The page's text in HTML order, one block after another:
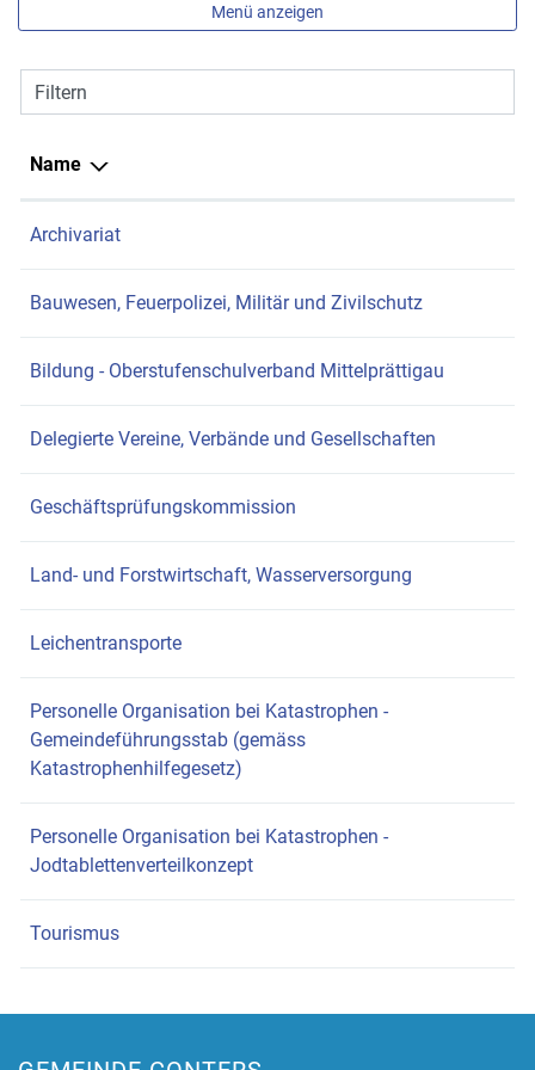
Menü anzeigen
Filtern
Name
Archivariat
Bauwesen, Feuerpolizei, Militär und Zivilschutz
Bildung - Oberstufenschulverband Mittelprättigau
Delegierte Vereine, Verbände und Gesellschaften
Geschäftsprüfungskommission
Land- und Forstwirtschaft, Wasserversorgung
Leichentransporte
Personelle Organisation bei Katastrophen -
Gemeindeführungsstab (gemäss
Katastrophenhilfegesetz)
Personelle Organisation bei Katastrophen -
Jodtablettenverteilkonzept
Tourismus